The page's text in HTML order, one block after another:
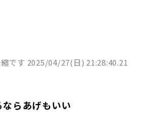
です 2025/04/27(日) 21:28:40.21
らあげもいい